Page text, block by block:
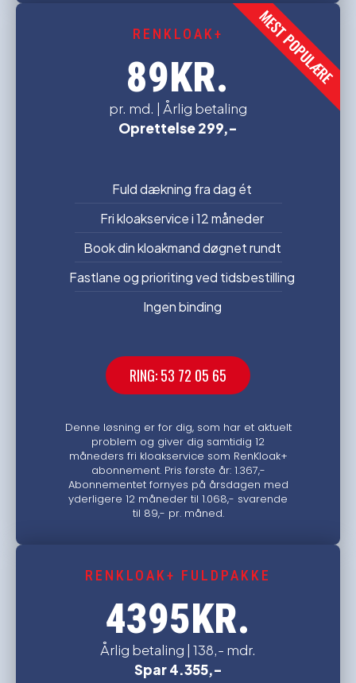
RENKLOAK+
89KR.
pr. md. | Årlig betaling
Oprettelse 299,-
Fuld dækning fra dag ét
Fri kloakservice i 12 måneder
Book din kloakmand døgnet rundt
Fastlane og prioriting ved tidsbestilling
Ingen binding
RING: 53 72 05 65
Denne løsning er for dig, som har et aktuelt
problem og giver dig samtidig 12
måneders fri kloakservice som RenKloak+
abonnement. Pris første år: 1.367,-
Abonnementet fornyes på årsdagen med
yderligere 12 måneder til 1.068,- svarende
til 89,- pr. måned.
MEST POPULÆRE
RENKLOAK+ FULDPAKKE
4395KR.
Årlig betaling | 138,- mdr.
Spar 4.355,-